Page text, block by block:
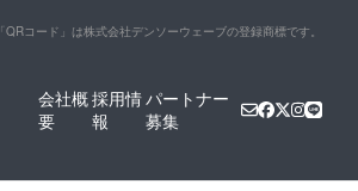
「QRコード」は株式会社デンソーウェーブの登録商標です。
会社概
要
採用情
報
パートナー
募集